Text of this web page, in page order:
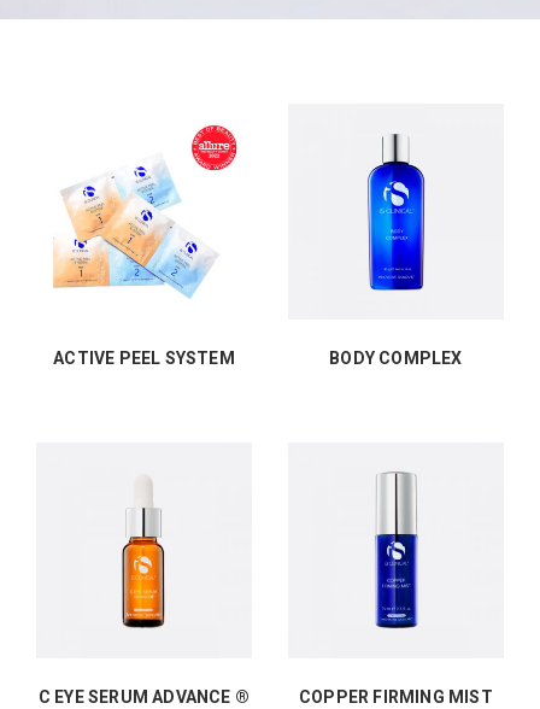
ACTIVE PEEL SYSTEM BODY COMPLEX
C EYE SERUM ADVANCE ® COPPER FIRMING MIST